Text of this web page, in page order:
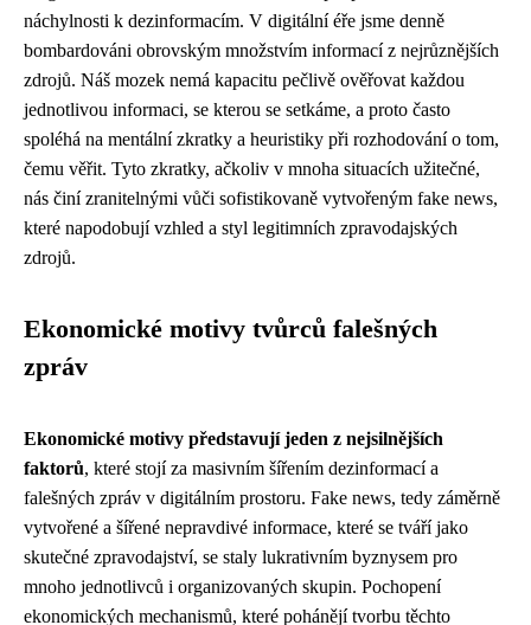
náchylnosti k dezinformacím. V digitální éře jsme denně
bombardováni obrovským množstvím informací z nejrůznějších
zdrojů. Náš mozek nemá kapacitu pečlivě ověřovat každou
jednotlivou informaci, se kterou se setkáme, a proto často
spoléhá na mentální zkratky a heuristiky při rozhodování o tom,
čemu věřit. Tyto zkratky, ačkoliv v mnoha situacích užitečné,
nás činí zranitelnými vůči sofistikovaně vytvořeným fake news,
které napodobují vzhled a styl legitimních zpravodajských
zdrojů.
Ekonomické motivy tvůrců falešných
zpráv
Ekonomické motivy představují jeden z nejsilnějších
faktorů, které stojí za masivním šířením dezinformací a
falešných zpráv v digitálním prostoru. Fake news, tedy záměrně
vytvořené a šířené nepravdivé informace, které se tváří jako
skutečné zpravodajství, se staly lukrativním byznysem pro
mnoho jednotlivců i organizovaných skupin. Pochopení
ekonomických mechanismů, které pohánějí tvorbu těchto